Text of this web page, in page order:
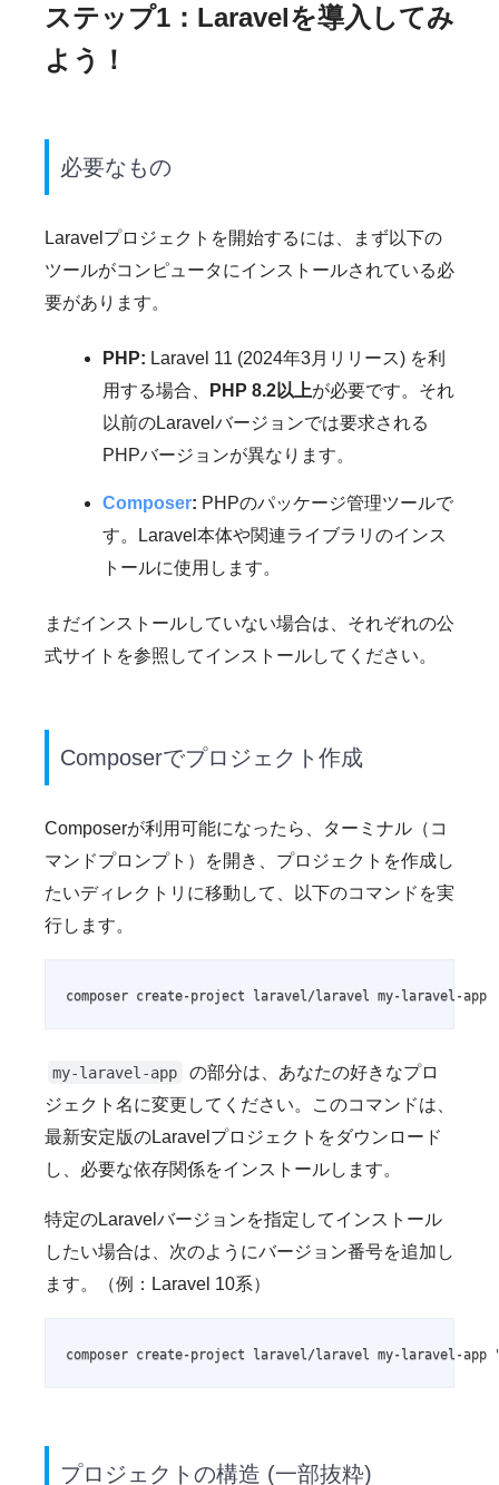
ステップ1：Laravelを導入してみ
よう！
必要なもの
Laravelプロジェクトを開始するには、まず以下の
ツールがコンピュータにインストールされている必
要があります。
PHP: Laravel 11 (2024年3月リリース) を利
用する場合、
PHP 8.2以上が必要です。それ
以前のLaravelバージョンでは要求される
PHPバージョンが異なります。
Composer: PHPのパッケージ管理ツールで
す。Laravel本体や関連ライブラリのインス
トールに使用します。
まだインストールしていない場合は、それぞれの公
式サイトを参照してインストールしてください。
Composerでプロジェクト作成
Composerが利用可能になったら、ターミナル（コ
マンドプロンプト）を開き、プロジェクトを作成し
たいディレクトリに移動して、以下のコマンドを実
行します。
composer create-project laravel/laravel my-laravel-app
my-laravel-app
の部分は、あなたの好きなプロ
ジェクト名に変更してください。このコマンドは、
最新安定版のLaravelプロジェクトをダウンロード
し、必要な依存関係をインストールします。
特定のLaravelバージョンを指定してインストール
したい場合は、次のようにバージョン番号を追加し
ます。（例：Laravel 10系）
composer create-project laravel/laravel my-laravel-app
プロジェクトの構造 (一部抜粋)